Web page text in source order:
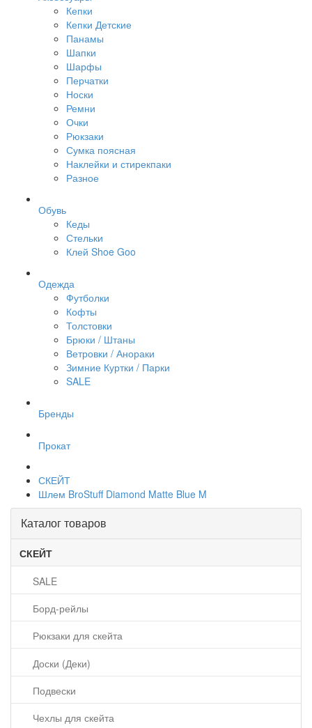
Кепки
Кепки Детские
Панамы
Шапки
Шарфы
Перчатки
Носки
Ремни
Очки
Рюкзаки
Сумка поясная
Наклейки и стирекпаки
Разное
Обувь
Кеды
Стельки
Клей Shoe Goo
Одежда
Футболки
Кофты
Толстовки
Брюки / Штаны
Ветровки / Анораки
Зимние Куртки / Парки
SALE
Бренды
Прокат
СКЕЙТ
Шлем BroStuff Diamond Matte Blue M
Каталог товаров
СКЕЙТ
SALE
Борд-рейлы
Рюкзаки для скейта
Доски (Деки)
Подвески
Чехлы для скейта